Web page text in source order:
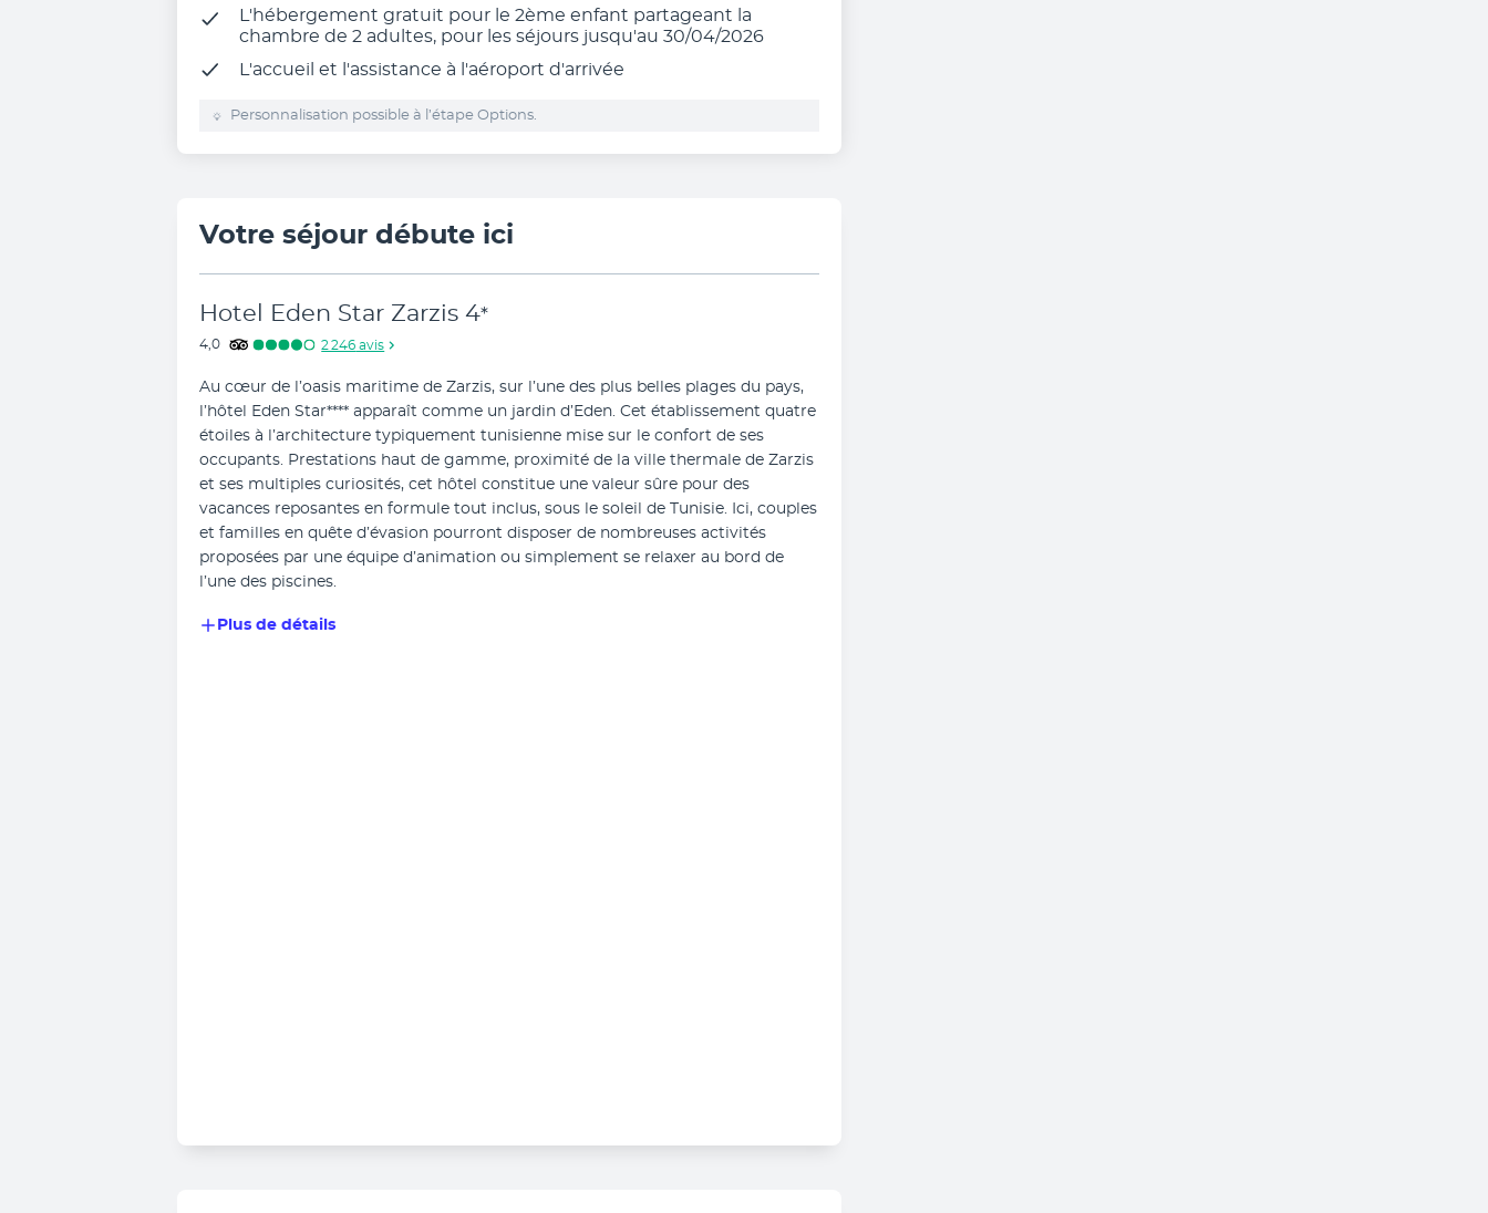
L'hébergement gratuit pour le 2ème enfant partageant la
chambre de 2 adultes, pour les séjours jusqu'au 30/04/2026
L'accueil et l'assistance à l'aéroport d'arrivée
Personnalisation possible à l’étape Options.
Votre séjour débute ici
Hotel Eden Star Zarzis 4*
4,0 2 246 avis
Au cœur de l’oasis maritime de Zarzis, sur l’une des plus belles plages du pays,
l’hôtel Eden Star**** apparaît comme un jardin d’Eden. Cet établissement quatre
étoiles à l’architecture typiquement tunisienne mise sur le confort de ses
occupants. Prestations haut de gamme, proximité de la ville thermale de Zarzis
et ses multiples curiosités, cet hôtel constitue une valeur sûre pour des
vacances reposantes en formule tout inclus, sous le soleil de Tunisie. Ici, couples
et familles en quête d’évasion pourront disposer de nombreuses activités
proposées par une équipe d’animation ou simplement se relaxer au bord de
l’une des piscines.
Plus de détails